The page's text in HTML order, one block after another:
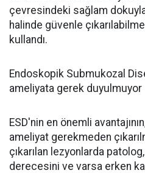
çevresindeki sağlam
halinde güvenle
kullandı.
Endoskopik Submukozal
ameliyata gerek duyulmuyor
ESD'nin en önemli
ameliyat gerekmeden
çıkarılan lezyonlarda
derecesini ve varsa erken